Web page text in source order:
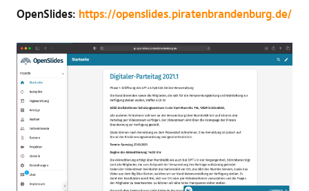
OpenSlides: https://openslides.piratenbrandenburg.de/